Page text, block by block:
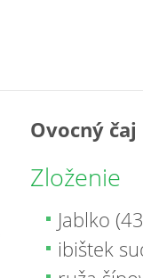
Ovocný
Zloženie
Jablko
ibištek